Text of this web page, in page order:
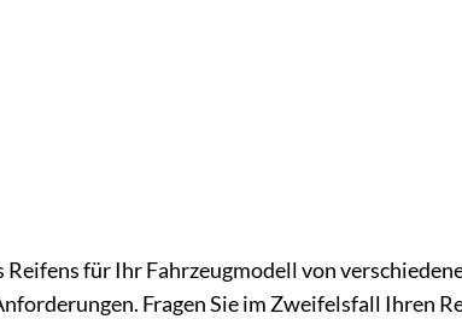
Reifens für Ihr Fahrzeugmodell von
Fragen Sie im Zweifelsfall Ihren